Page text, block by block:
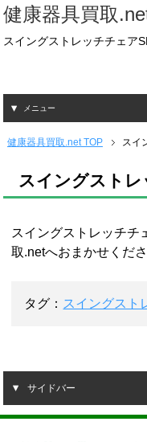
健康器具買取
スイングストレッチチェア
メニュー
健康器具買取.net TOP スイ
スイングストレ
スイングストレッチチ
取.netへおまかせくださ
タグ： スイングスト
サイドバー